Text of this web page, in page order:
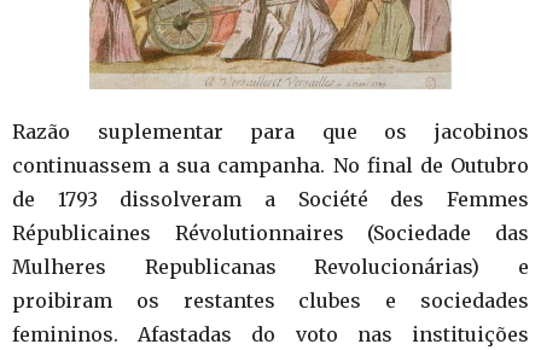
Razão suplementar para que os jacobinos
continuassem a sua campanha. No final de Outubro
de 1793 dissolveram a Société des Femmes
Républicaines Révolutionnaires (Sociedade das
Mulheres Republicanas Revolucionárias) e
proibiram os restantes clubes e sociedades
femininos. Afastadas do voto nas instituições